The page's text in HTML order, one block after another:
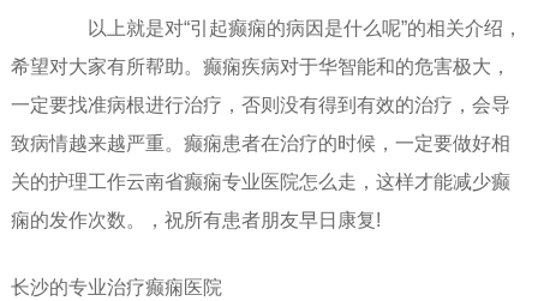
以上就是对“引起癫痫的病因是什么呢”的相关介绍，
希望对大家有所帮助。癫痫疾病对于华智能和的危害极大，
一定要找准病根进行治疗，否则没有得到有效的治疗，会导
致病情越来越严重。癫痫患者在治疗的时候，一定要做好相
关的护理工作云南省癫痫专业医院怎么走，这样才能减少癫
痫的发作次数。，祝所有患者朋友早日康复!
长沙的专业治疗癫痫医院